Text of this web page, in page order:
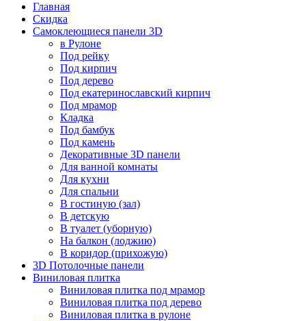
Главная
Скидка
Самоклеющиеся панели 3D
в Рулоне
Под рейку
Под кирпич
Под дерево
Под екатеринославский кирпич
Под мрамор
Кладка
Под бамбук
Под камень
Декоративные 3D панели
Для ванной комнаты
Для кухни
Для спальни
В гостиную (зал)
В детскую
В туалет (уборную)
На балкон (лоджию)
В коридор (прихожую)
3D Потолочные панели
Виниловая плитка
Виниловая плитка под мрамор
Виниловая плитка под дерево
Виниловая плитка в рулоне